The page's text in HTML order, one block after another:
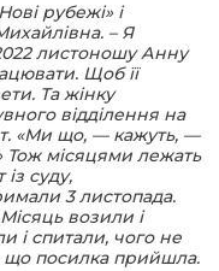
рубежі» і
– Я
листоношу Анну
Щоб її
Та жінку
відділення на
«Ми що, — кажуть, —
Тож місяцями лежать
суду,
3 листопада.
возили і
і спитали, чого не
що посилка прийшла.